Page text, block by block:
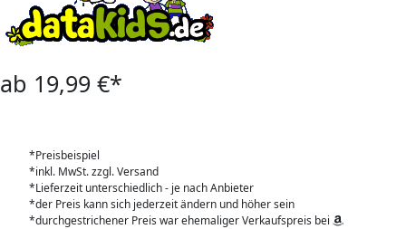
ab 19,99 €*
*Preisbeispiel
*inkl. MwSt. zzgl. Versand
*Lieferzeit unterschiedlich - je nach Anbieter
*der Preis kann sich jederzeit ändern und höher sein
*durchgestrichener Preis war ehemaliger Verkaufspreis bei